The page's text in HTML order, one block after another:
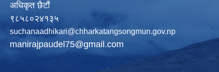
अधिकृत छैटौं
९८५८०२४१३५
suchanaadhikari@chharkatangsongmun.gov.np
manirajpaudel75@gmail.com